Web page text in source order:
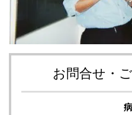
お問合せ・